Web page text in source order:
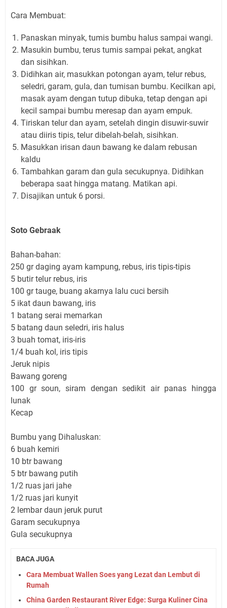
Cara Membuat:
Panaskan minyak, tumis bumbu halus sampai wangi.
Masukin bumbu, terus tumis sampai pekat, angkat
dan sisihkan.
Didihkan air, masukkan potongan ayam, telur rebus,
seledri, garam, gula, dan tumisan bumbu. Kecilkan api,
masak ayam dengan tutup dibuka, tetap dengan api
kecil sampai bumbu meresap dan ayam empuk.
Tiriskan telur dan ayam, setelah dingin disuwir-suwir
atau diiris tipis, telur dibelah-belah, sisihkan.
Masukkan irisan daun bawang ke dalam rebusan
kaldu
Tambahkan garam dan gula secukupnya. Didihkan
beberapa saat hingga matang. Matikan api.
Disajikan untuk 6 porsi.
Soto Gebraak
Bahan-bahan:
250 gr daging ayam kampung, rebus, iris tipis-tipis
5 butir telur rebus, iris
100 gr tauge, buang akarnya lalu cuci bersih
5 ikat daun bawang, iris
1 batang serai memarkan
5 batang daun seledri, iris halus
3 buah tomat, iris-iris
1/4 buah kol, iris tipis
Jeruk nipis
Bawang goreng
100 gr soun, siram dengan sedikit air panas hingga
lunak
Kecap
Bumbu yang Dihaluskan:
6 buah kemiri
10 btr bawang
5 btr bawang putih
1/2 ruas jari jahe
1/2 ruas jari kunyit
2 lembar daun jeruk purut
Garam secukupnya
Gula secukupnya
BACA JUGA
Cara Membuat Wallen Soes yang Lezat dan Lembut di
Rumah
China Garden Restaurant River Edge: Surga Kuliner Cina